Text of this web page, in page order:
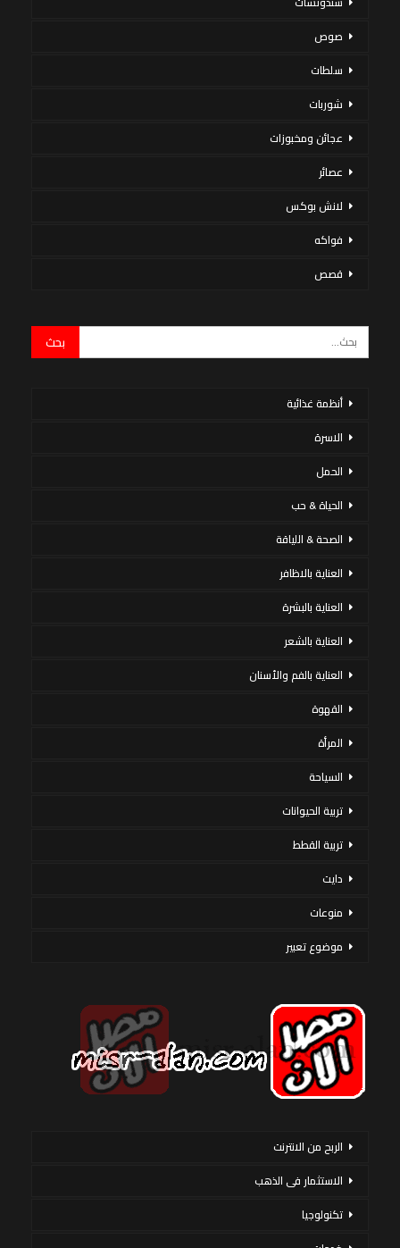
صوص
سلطات
شوربات
عجائن ومخبوزات
عصائر
لانش بوكس
فواكه
قصص
أنظمة غذائية
الاسرة
الحمل
الحياة & حب
الصحة & اللياقة
العناية بالاظافر
العناية بالبشرة
العناية بالشعر
العناية بالفم والأسنان
القهوة
المرأة
السياحة
تربية الحيوانات
تربية القطط
دايت
منوعات
موضوع تعبير
الربح من الانترنت
الاستثمار فى الذهب
تكنولوجيا